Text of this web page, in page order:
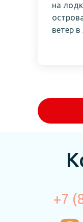
на
ветер
+7